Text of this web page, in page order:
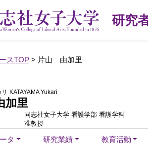
研究
スTOP > 片山 由加里
KATAYAMA Yukari
加里
同志社女子大学 看護学部 看護学科
准教授
タ 研究業績 教育活動